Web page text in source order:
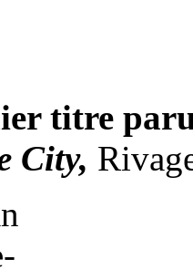
titre
City,